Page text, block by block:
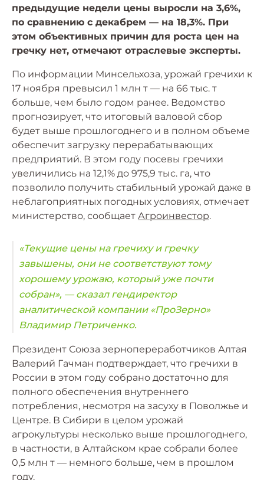
предыдущие недели цены выросли на 3,6%,
по сравнению с декабрем — на 18,3%. При
этом объективных причин для роста цен на
гречку нет, отмечают отраслевые эксперты.
По информации Минсельхоза, урожай гречихи к
17 ноября превысил 1 млн т — на 66 тыс. т
больше, чем было годом ранее. Ведомство
прогнозирует, что итоговый валовой сбор
будет выше прошлогоднего и в полном объеме
обеспечит загрузку перерабатывающих
предприятий. В этом году посевы гречихи
увеличились на 12,1% до 975,9 тыс. га, что
позволило получить стабильный урожай даже в
неблагоприятных погодных условиях, отмечает
министерство, сообщает Агроинвестор.
«Текущие цены на гречиху и гречку
завышены, они не соответствуют тому
хорошему урожаю, который уже почти
собран», — сказал гендиректор
аналитической компании «ПроЗерно»
Владимир Петриченко.
Президент Союза зернопереработчиков Алтая
Валерий Гачман подтверждает, что гречихи в
России в этом году собрано достаточно для
полного обеспечения внутреннего
потребления, несмотря на засуху в Поволжье и
Центре. В Сибири в целом урожай
агрокультуры несколько выше прошлогоднего,
в частности, в Алтайском крае собрали более
0,5 млн т — немного больше, чем в прошлом
году.